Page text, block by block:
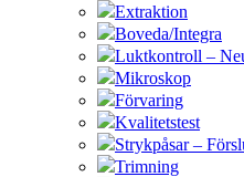
Extraktion
Boveda/Integra
Luktkontroll –
Mikroskop
Förvaring
Kvalitetstest
Strykpåsar –
Trimning